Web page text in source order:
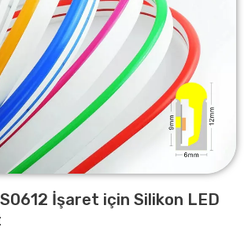
İşaret için Silikon LED